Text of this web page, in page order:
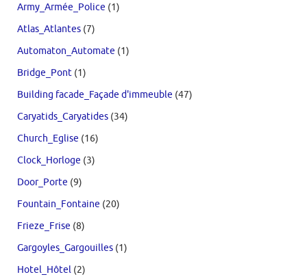
Army_Armée_Police (1)
Atlas_Atlantes (7)
Automaton_Automate (1)
Bridge_Pont (1)
Building facade_Façade d'immeuble (47)
Caryatids_Caryatides (34)
Church_Eglise (16)
Clock_Horloge (3)
Door_Porte (9)
Fountain_Fontaine (20)
Frieze_Frise (8)
Gargoyles_Gargouilles (1)
Hotel_Hôtel (2)